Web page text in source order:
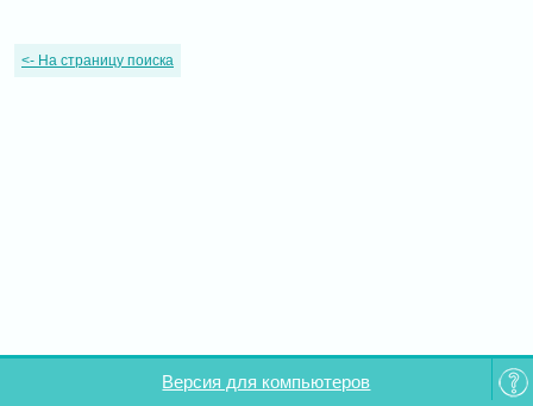
<- На страницу поиска
Версия для компьютеров